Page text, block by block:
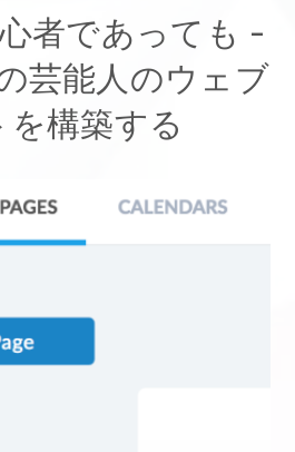
者であっても -
芸能人のウェブ
を構築する